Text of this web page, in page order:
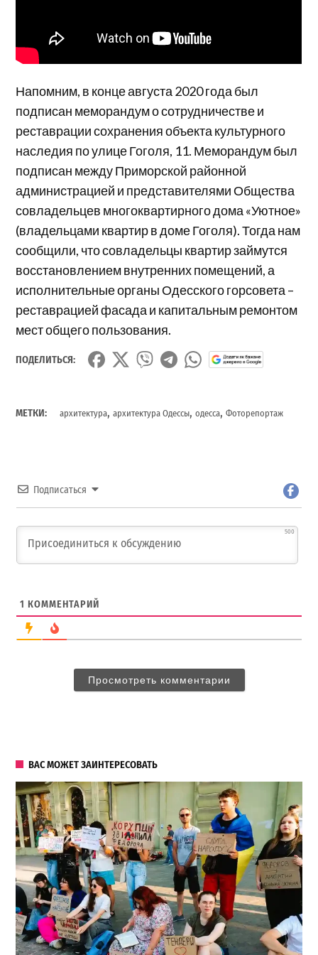
Напомним, в конце августа 2020 года был
подписан меморандум о сотрудничестве и
реставрации сохранения объекта культурного
наследия по улице Гоголя, 11. Меморандум был
подписан между Приморской районной
администрацией и представителями Общества
совладельцев многоквартирного дома «Уютное»
(владельцами квартир в доме Гоголя). Тогда нам
сообщили, что совладельцы квартир займутся
восстановлением внутренних помещений, а
исполнительные органы Одесского горсовета –
реставрацией фасада и капитальным ремонтом
мест общего пользования.
ПОДЕЛИТЬСЯ:
МЕТКИ: архитектура,архитектура Одессы,одесса,Фоторепортаж
Подписаться
500
1 КОММЕНТАРИЙ
Просмотреть комментарии
ВАС МОЖЕТ ЗАИНТЕРЕСОВАТЬ